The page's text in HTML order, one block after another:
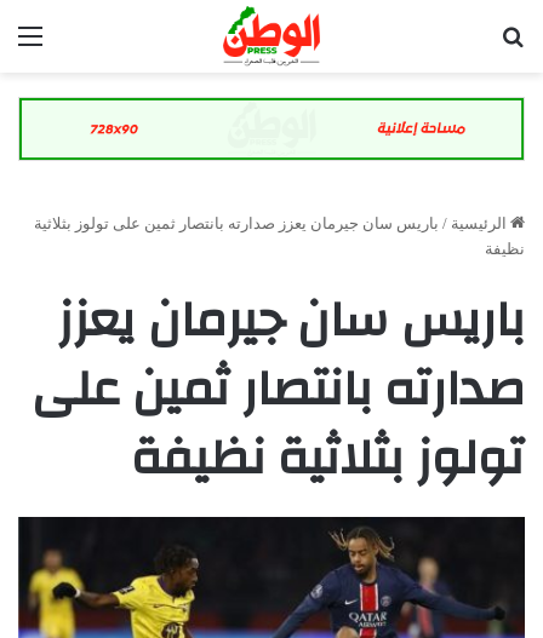
الرئيسية / باريس سان جيرمان يعزز صدارته بانتصار ثمين على تولوز بثلاثية
نظيفة
باريس سان جيرمان يعزز
صدارته بانتصار ثمين على
تولوز بثلاثية نظيفة